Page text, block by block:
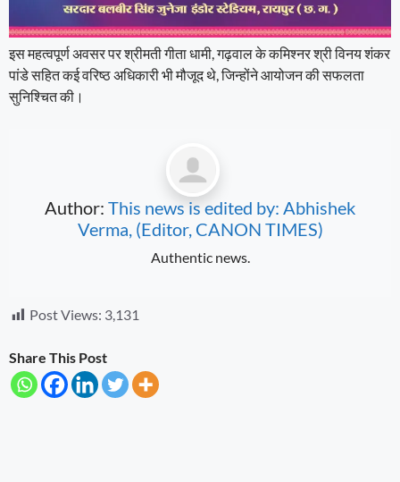
इस महत्वपूर्ण अवसर पर श्रीमती गीता धामी, गढ़वाल के कमिश्नर श्री विनय शंकर
पांडे सहित कई वरिष्ठ अधिकारी भी मौजूद थे, जिन्होंने आयोजन की सफलता
सुनिश्चित की।
Author: This news is edited by: Abhishek
Verma, (Editor, CANON TIMES)
Authentic news.
Post Views: 3,131
Share This Post